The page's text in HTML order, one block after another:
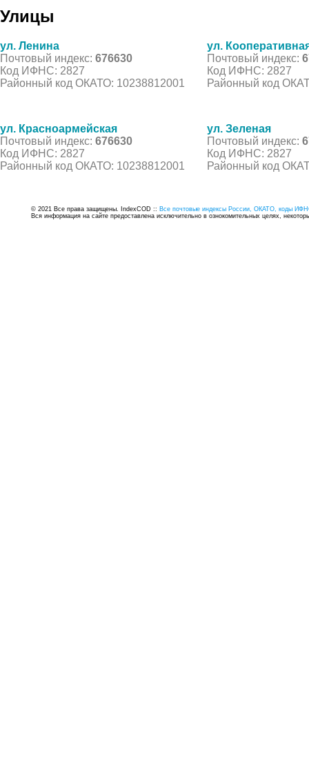
Улицы
ул. Ленина
Почтовый индекс: 676630
Код ИФНС: 2827
Районный код ОКАТО: 10238812001
ул.
Почтовый индекс:
Код ИФНС: 2827
Районный код
ул. Красноармейская
Почтовый индекс: 676630
Код ИФНС: 2827
Районный код ОКАТО: 10238812001
ул. Зеленая
Почтовый индекс:
Код ИФНС: 2827
Районный код
© 2021 Все права защищены. IndexCOD :: Все почтовые индексы России, ОКАТО, коды
Вся информация на сайте предоставлена исключительно в ознокомительных целях,